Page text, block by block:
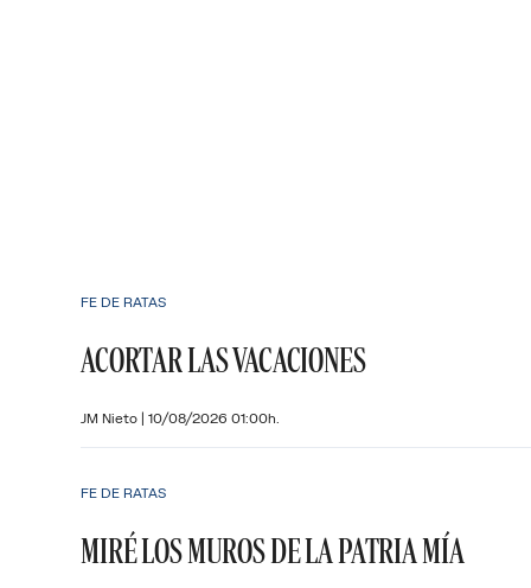
FE DE RATAS
ACORTAR LAS VACACIONES
JM Nieto | 10/08/2026 01:00h.
FE DE RATAS
MIRÉ LOS MUROS DE LA PATRIA MÍA